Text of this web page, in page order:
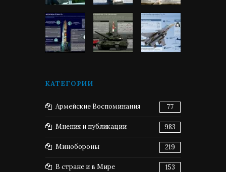
КАТЕГОРИИ
Армейские Воспоминания 77
Мнения и публикации 983
Минобороны 219
В стране и в Мире 153